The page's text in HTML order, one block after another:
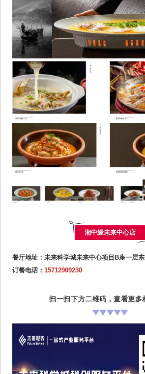
湘中缘未来中心店
餐厅地址：未来科学城未来中心项目B座一层
订餐电话： 15712909230
扫一扫下方二维码，查看更多